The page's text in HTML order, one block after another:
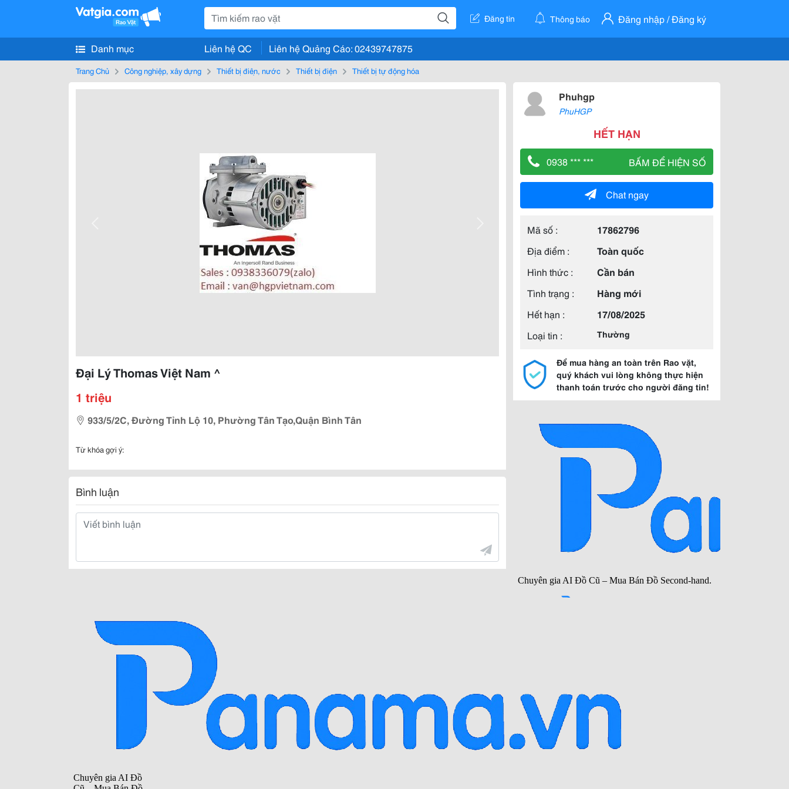
Đăng tin Thông báo Đăng nhập / Đăng ký
Danh mục Liên hệ QC Liên hệ Quảng Cáo: 02439747875
Trang Chủ Công nghiệp, xây dựng Thiết bị điện, nước Thiết bị điện Thiết bị tự động hóa
Đại Lý Thomas Việt Nam ^
1 triệu
933/5/2C, Đường Tỉnh Lộ 10, Phường Tân Tạo,Quận Bình Tân
Từ khóa gợi ý:
Bình luận
Phuhgp
PhuHGP
HẾT HẠN
0938 *** *** BẤM ĐỂ HIỆN SỐ
Chat ngay
Mã số :
17862796
Địa điểm :
Toàn quốc
Hình thức :
Cần bán
Tình trạng :
Hàng mới
Hết hạn :
17/08/2025
Loại tin :
Thường
Để mua hàng an toàn trên Rao vặt,
quý khách vui lòng không thực hiện
thanh toán trước cho người đăng tin!